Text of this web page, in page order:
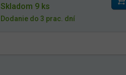
Skladom 9 ks
Dodanie do 3 prac. dní